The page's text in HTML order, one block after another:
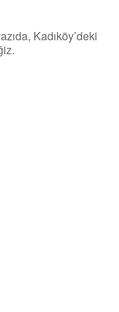
Kadıköy’deki